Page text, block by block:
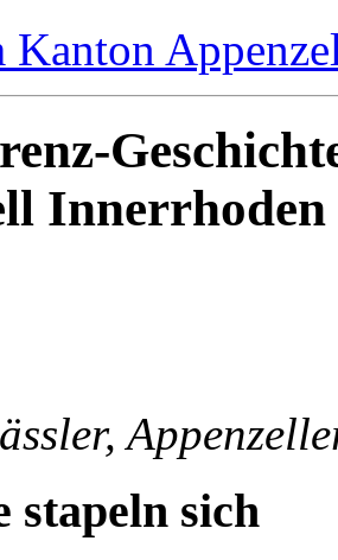
Kanton
Innerrhoden
stapeln sich